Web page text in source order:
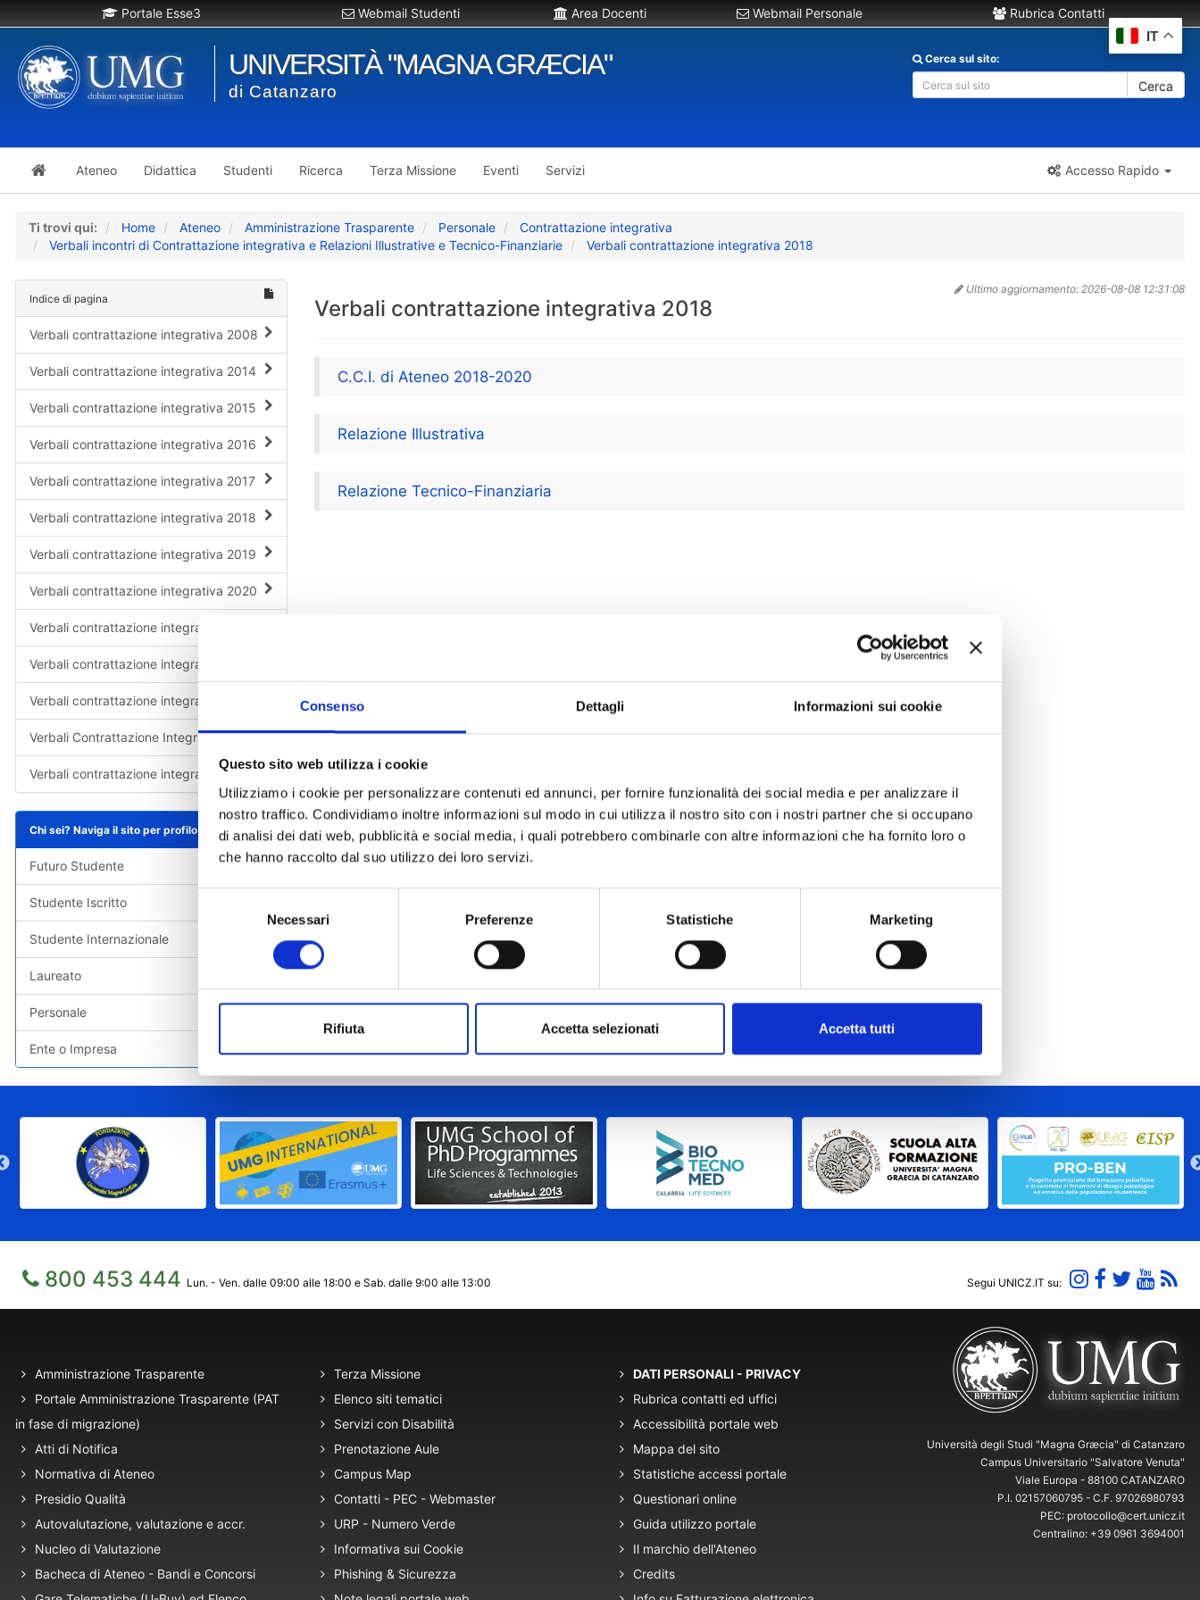
Consenso Dettagli Informazioni sui cookie
Questo sito web utilizza i cookie
Utilizziamo i cookie per personalizzare contenuti ed annunci, per fornire funzionalità dei social media e per analizzare il
nostro traffico. Condividiamo inoltre informazioni sul modo in cui utilizza il nostro sito con i nostri partner che si occupano
di analisi dei dati web, pubblicità e social media, i quali potrebbero combinarle con altre informazioni che ha fornito loro o
che hanno raccolto dal suo utilizzo dei loro servizi.
del
Necessari Preferenze Statistiche Marketing
Rifiuta Accetta selezionati Accetta tutti
Portale Esse3 Webmail Studenti Area Docenti Webmail Personale Rubrica Contatti
UNIVERSITÀ "MAGNA GRÆCIA"
di Catanzaro
Cerca sul sito:
Cerca
Ateneo Didattica Studenti Ricerca Terza Missione Eventi Servizi Accesso Rapido
Ti trovi qui: Home Ateneo Amministrazione Trasparente Personale
Contrattazione integrativa
Verbali incontri di Contrattazione integrativa e Relazioni Illustrative e Tecnico-Finanziarie
Verbali contrattazione integrativa 2018
Indice di pagina
Verbali contrattazione integrativa 2008
Verbali contrattazione integrativa 2014
Verbali contrattazione integrativa 2015
Verbali contrattazione integrativa 2016
Verbali contrattazione integrativa 2017
Verbali contrattazione integrativa 2018
Verbali contrattazione integrativa 2019
Verbali contrattazione integrativa 2020
Verbali contrattazione integrativa 2021
Verbali contrattazione integrativa 2022
Verbali contrattazione integrativa 2023
Verbali Contrattazione Integrativa 2024
Verbali contrattazione integrativa 2025
Chi sei? Naviga il sito per profilo
Futuro Studente
Studente Iscritto
Studente Internazionale
Laureato
Personale
Ente o Impresa
Ultimo aggiornamento: 2026-08-08 12:31:08
Verbali contrattazione integrativa 2018
C.C.I. di Ateneo 2018-2020
Relazione Illustrativa
Relazione Tecnico-Finanziaria
800 453 444 Lun. - Ven. dalle 09:00 alle 18:00 e Sab. dalle 9:00 alle 13:00 Segui UNICZ.IT su:
Amministrazione Trasparente
Portale Amministrazione Trasparente (PAT
in fase di migrazione)
Atti di Notifica
Normativa di Ateneo
Presidio Qualità
Autovalutazione, valutazione e accr.
Nucleo di Valutazione
Bacheca di Ateneo - Bandi e Concorsi
Terza Missione
Elenco siti tematici
Servizi con Disabilità
Prenotazione Aule
Campus Map
Contatti - PEC - Webmaster
URP - Numero Verde
Informativa sui Cookie
Phishing & Sicurezza
DATI PERSONALI - PRIVACY
Rubrica contatti ed uffici
Accessibilità portale web
Mappa del sito
Statistiche accessi portale
Questionari online
Guida utilizzo portale
Il marchio dell'Ateneo
Credits
Università degli Studi "Magna Græcia" di Catanzaro
Campus Universitario "Salvatore Venuta"
Viale Europa - 88100 CATANZARO
P.I. 02157060795 - C.F. 97026980793
PEC: protocollo@cert.unicz.it
Centralino: +39 0961 3694001
IT